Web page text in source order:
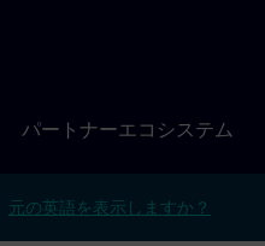
パートナーエコシステム
元の英語を表示しますか？